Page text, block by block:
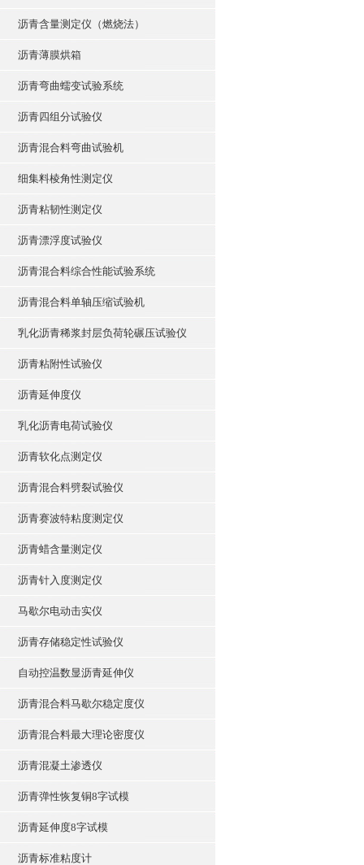
沥青含量测定仪（燃烧法）
沥青薄膜烘箱
沥青弯曲蠕变试验系统
沥青四组分试验仪
沥青混合料弯曲试验机
细集料棱角性测定仪
沥青粘韧性测定仪
沥青漂浮度试验仪
沥青混合料综合性能试验系统
沥青混合料单轴压缩试验机
乳化沥青稀浆封层负荷轮碾压试验仪
沥青粘附性试验仪
沥青延伸度仪
乳化沥青电荷试验仪
沥青软化点测定仪
沥青混合料劈裂试验仪
沥青赛波特粘度测定仪
沥青蜡含量测定仪
沥青针入度测定仪
马歇尔电动击实仪
沥青存储稳定性试验仪
自动控温数显沥青延伸仪
沥青混合料马歇尔稳定度仪
沥青混合料最大理论密度仪
沥青混凝土渗透仪
沥青弹性恢复铜8字试模
沥青延伸度8字试模
沥青标准粘度计